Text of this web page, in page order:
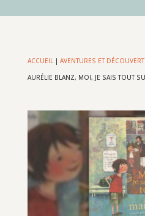
ACCUEIL| AVENTURES ET
AURÉLIE BLANZ, MOI, JE SAIS TOUT